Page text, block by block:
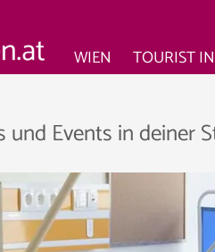
WIEN TOURIST
und Events in deiner